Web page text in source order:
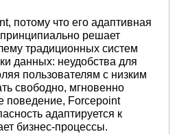
потому что его адаптивная
решает
традиционных систем
данных: неудобства для
пользователям с низким
свободно, мгновенно
поведение, Forcepoint
адаптируется к
бизнес-процессы.